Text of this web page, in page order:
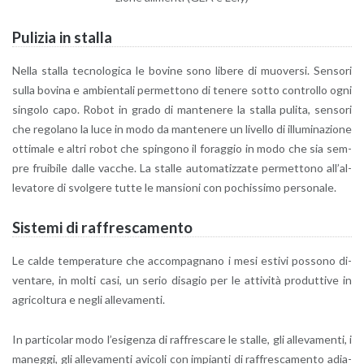
Pu­li­zia in stal­la
Nella stal­la tec­no­lo­gi­ca le bo­vi­ne sono li­be­re di muo­ver­si. Sen­so­ri
sulla bo­vi­na e am­bien­ta­li per­met­to­no di te­ne­re sotto con­trol­lo ogni
sin­go­lo capo. Robot in grado di man­te­ne­re la stal­la pu­li­ta, sen­so­ri
che re­go­la­no la luce in modo da man­te­ne­re un li­vel­lo di il­lu­mi­na­zio­ne
ot­ti­ma­le e altri robot che spin­go­no il fo­rag­gio in modo che sia sem­
pre frui­bi­le dalle vac­che. La stal­le au­to­ma­tiz­za­te per­met­to­no al­l’al­
le­va­to­re di svol­ge­re tutte le man­sio­ni con po­chis­si­mo per­so­na­le.
Si­ste­mi di raf­fre­sca­men­to
Le calde tem­pe­ra­tu­re che ac­com­pa­gna­no i mesi esti­vi pos­so­no di­
ven­ta­re, in molti casi, un serio di­sa­gio per le at­ti­vi­tà pro­dut­ti­ve in
agri­col­tu­ra e negli al­le­va­men­ti.
In par­ti­co­lar modo l’e­si­gen­za di raf­fre­sca­re le stal­le, gli al­le­va­men­ti, i
ma­neg­gi, gli al­le­va­men­ti avi­co­li con im­pian­ti di raf­fre­sca­men­to adia­